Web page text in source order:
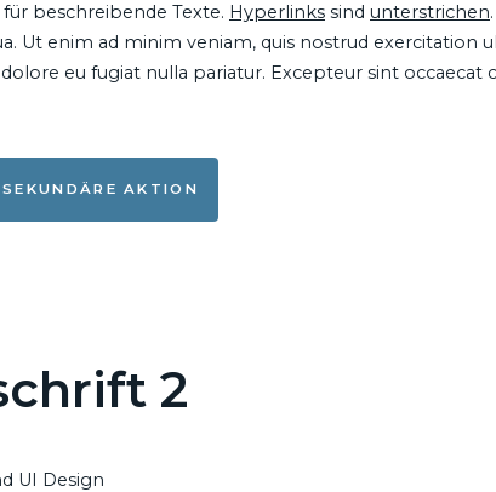
beschreibende Texte. Hyperlinks sind unterstrichen
Ut enim ad minim veniam, quis nostrud
eu fugiat nulla pariatur. Excepteur sint
SEKUNDÄRE AKTION
2
UI Design